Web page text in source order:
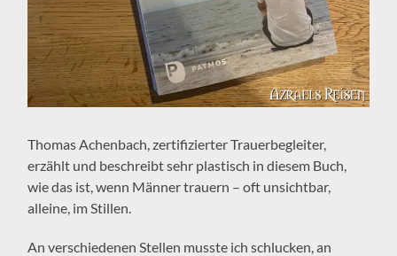
Thomas Achenbach, zertifizierter Trauerbegleiter,
erzählt und beschreibt sehr plastisch in diesem Buch,
wie das ist, wenn Männer trauern – oft unsichtbar,
alleine, im Stillen.
An verschiedenen Stellen musste ich schlucken, an